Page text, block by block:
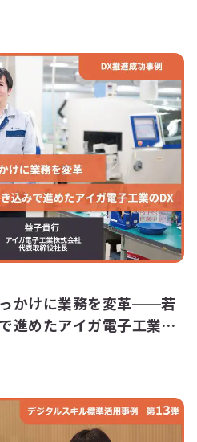
かけに業務を変革──若
進めたアイガ電子工業の